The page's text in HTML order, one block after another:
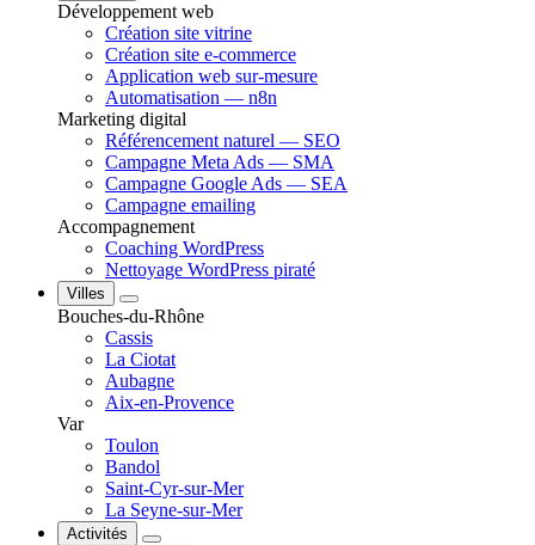
Développement web
Création site vitrine
Création site e-commerce
Application web sur-mesure
Automatisation — n8n
Marketing digital
Référencement naturel — SEO
Campagne Meta Ads — SMA
Campagne Google Ads — SEA
Campagne emailing
Accompagnement
Coaching WordPress
Nettoyage WordPress piraté
Villes
Bouches-du-Rhône
Cassis
La Ciotat
Aubagne
Aix-en-Provence
Var
Toulon
Bandol
Saint-Cyr-sur-Mer
La Seyne-sur-Mer
Activités